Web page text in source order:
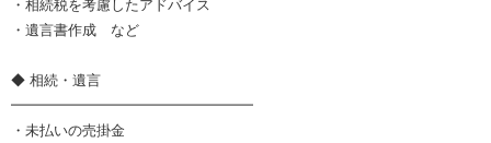
・相続税を考慮したアドバイス
・遺言書作成 など
◆ 相続・遺言
━━━━━━━━━━━━━━━━━
・未払いの売掛金